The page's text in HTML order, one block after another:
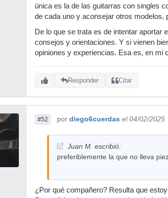
única es la de las guitarras con singles
de cada uno y aconsejar otros modelos,
De lo que se trata es de intentar aportar
consejos y orientaciones. Y si vienen
opiniones y experiencias. Esa es, en mi
Responder Citar
#52 por diego6cuerdas el 04/02/2025
Juan M. escribió:
preferiblemente la que no lleva
¿Por qué compañero? Resulta que